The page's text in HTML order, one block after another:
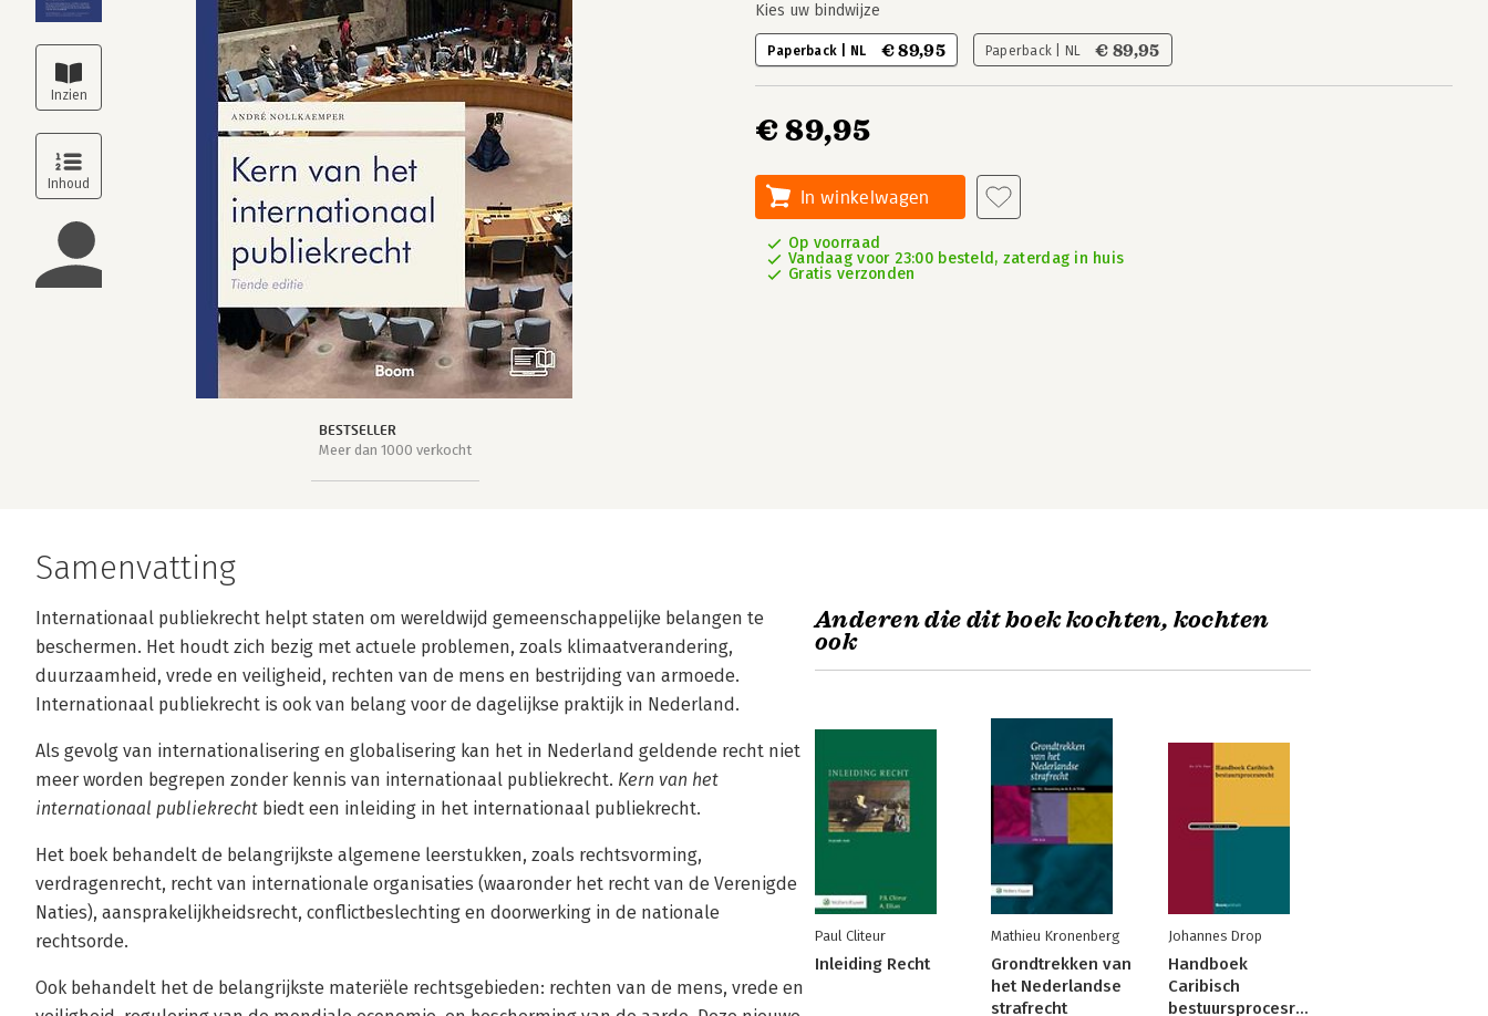
BESTSELLER
Meer dan 1000 verkocht
Kies uw bindwijze
Paperback | NL € 89,95 Paperback | NL € 89,95
€ 89,95
In winkelwagen
Op voorraad
Vandaag voor 23:00 besteld, zaterdag in huis
Gratis verzonden
Samenvatting
Internationaal publiekrecht helpt staten om wereldwijd gemeenschappelijke belangen te
beschermen. Het houdt zich bezig met actuele problemen, zoals klimaatverandering,
duurzaamheid, vrede en veiligheid, rechten van de mens en bestrijding van armoede.
Internationaal publiekrecht is ook van belang voor de dagelijkse praktijk in Nederland.
Als gevolg van internationalisering en globalisering kan het in Nederland geldende recht niet
meer worden begrepen zonder kennis van internationaal publiekrecht. Kern van het
internationaal publiekrecht biedt een inleiding in het internationaal publiekrecht.
Het boek behandelt de belangrijkste algemene leerstukken, zoals rechtsvorming,
verdragenrecht, recht van internationale organisaties (waaronder het recht van de Verenigde
Naties), aansprakelijkheidsrecht, conflictbeslechting en doorwerking in de nationale
rechtsorde.
Ook behandelt het de belangrijkste materiële rechtsgebieden: rechten van de mens, vrede en
Anderen die dit boek kochten, kochten
ook
Paul Cliteur
Inleiding Recht
Mathieu Kronenberg
Grondtrekken van
het Nederlandse
strafrecht
Johannes Drop
Handboek
Caribisch
bestuursprocesrecht